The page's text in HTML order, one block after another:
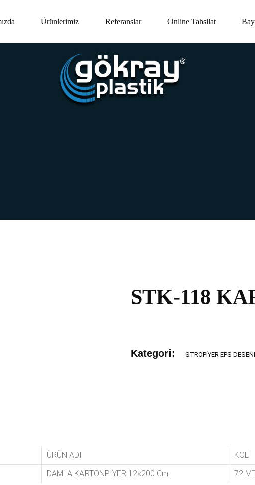
Ürünlerimiz Referanslar Online Tahsilat
STK-118
Kategori: STROPIYER EPS
ÜRÜN ADI KOLİ
DAMLA KARTONPİYER 12×200 Cm 72